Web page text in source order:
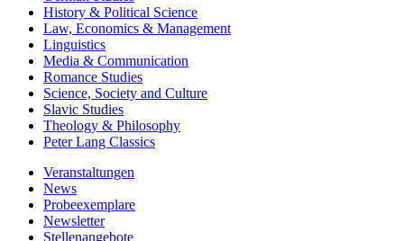
History & Political Science
Law, Economics & Management
Linguistics
Media & Communication
Romance Studies
Science, Society and Culture
Slavic Studies
Theology & Philosophy
Peter Lang Classics
Veranstaltungen
News
Probeexemplare
Newsletter
Stellenangebote